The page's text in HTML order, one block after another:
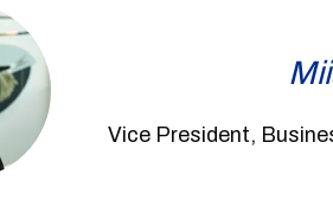
Vice President,